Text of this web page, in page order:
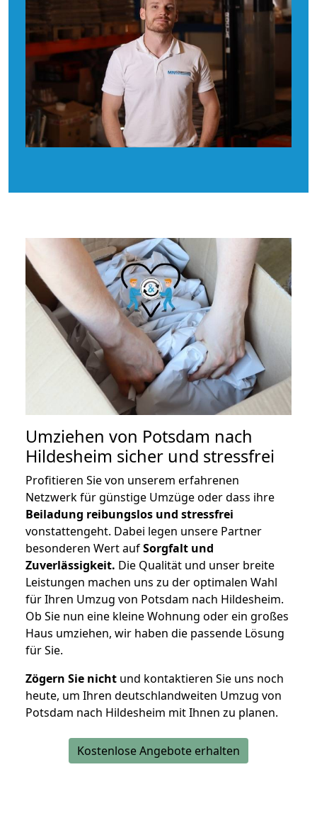
Umziehen von Potsdam nach
Hildesheim sicher und stressfrei
Profitieren Sie von unserem erfahrenen
Netzwerk für günstige Umzüge oder dass ihre
Beiladung reibungslos und stressfrei
vonstattengeht. Dabei legen unsere Partner
besonderen Wert aufSorgfalt und
Zuverlässigkeit. Die Qualität und unser breite
Leistungen machen uns zu der optimalen Wahl
für Ihren Umzug von Potsdam nach Hildesheim.
Ob Sie nun eine kleine Wohnung oder ein großes
Haus umziehen, wir haben die passende Lösung
für Sie.
Zögern Sie nicht und kontaktieren Sie uns noch
heute, um Ihren deutschlandweiten Umzug von
Potsdam nach Hildesheim mit Ihnen zu planen.
Kostenlose Angebote erhalten